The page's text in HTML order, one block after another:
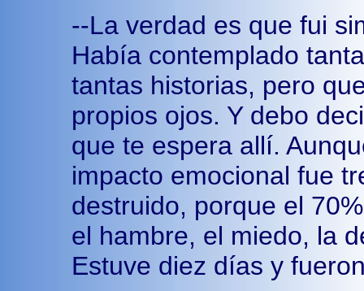
--La verdad es que fui
Había contemplado
tantas historias, pero
propios ojos. Y debo
que te espera allí.
impacto emocional fue
destruido, porque el
el hambre, el miedo, la
Estuve diez días y